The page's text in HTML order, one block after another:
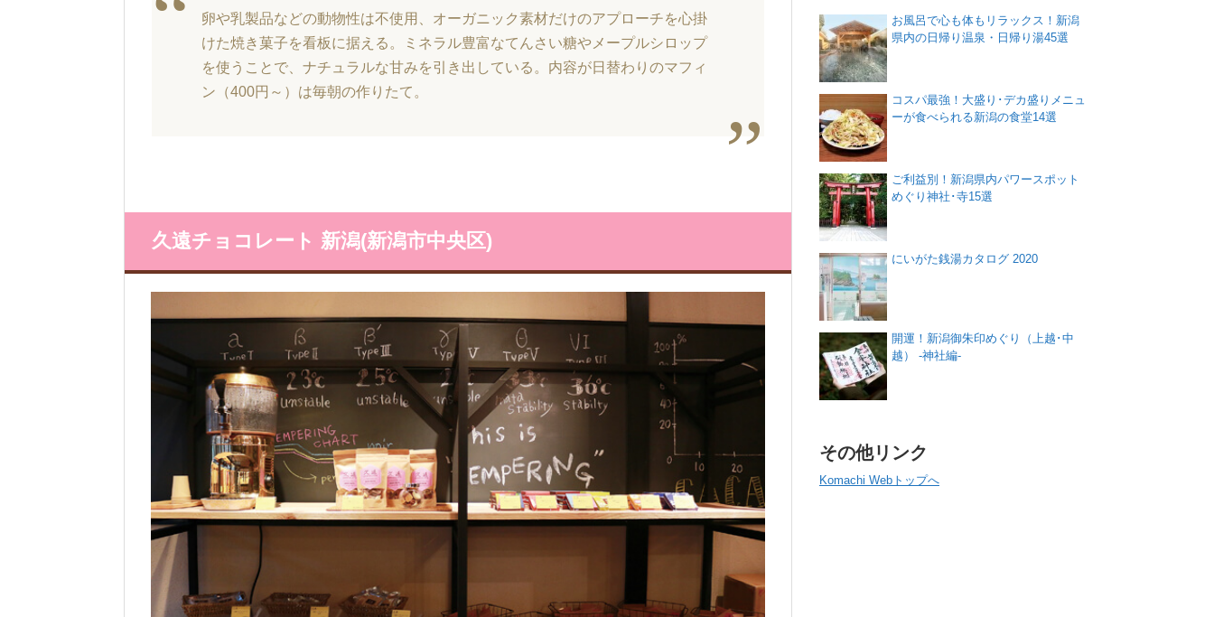
卵や乳製品などの動物性は不使用、オーガニック素材だけのアプローチを心掛
けた焼き菓子を看板に据える。ミネラル豊富なてんさい糖やメープルシロップ
を使うことで、ナチュラルな甘みを引き出している。内容が日替わりのマフィ
ン（400円～）は毎朝の作りたて。
久遠チョコレート 新潟(新潟市中央区)
お風呂で心も体もリラックス！新潟
県内の日帰り温泉・日帰り湯45選
コスパ最強！大盛り･デカ盛りメニュ
ーが食べられる新潟の食堂14選
ご利益別！新潟県内パワースポット
めぐり神社･寺15選
にいがた銭湯カタログ 2020
開運！新潟御朱印めぐり（上越･中
越） -神社編-
その他リンク
Komachi Webトップへ